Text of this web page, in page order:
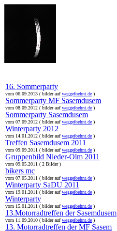
16. Sommerparty
vom 06.09.2013 ( bilder aufweggefoehnt.de )
Sommerparty MF Sasemdusem
vom 08.09.2012 ( bilder aufweggefoehnt.de )
Sommerparty Sasemdusem
vom 07.09.2012 ( bilder aufweggefoehnt.de )
Winterparty 2012
vom 14.01.2012 ( bilder aufweggefoehnt.de )
Treffen Sasemdusem 2011
vom 09.09.2011 ( bilder aufweggefoehnt.de )
Gruppenbild Nieder-Olm 2011
vom 09.05.2011 ( 2 Bilder )
bikers mc
vom 07.05.2011 ( bilder aufweggefoehnt.de )
Winterparty SaDU 2011
vom 19.01.2011 ( bilder aufweggefoehnt.de )
Winterparty
vom 15.01.2011 ( bilder aufweggefoehnt.de )
13.Motorradtreffen der Sasemdusem
vom 11.09.2010 ( bilder aufweggefoehnt.de )
13. Motorradtreffen der MF Sasem